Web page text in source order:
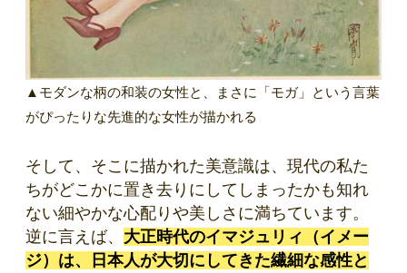
▲モダンな柄の和装の女性と、まさに「モガ」という言葉
がぴったりな先進的な女性が描かれる
そして、そこに描かれた美意識は、現代の私た
ちがどこかに置き去りにしてしまったかも知れ
ない細やかな心配りや美しさに満ちています。
逆に言えば、 大正時代のイマジュリィ（イメー
ジ）は、日本人が大切にしてきた繊細な感性と